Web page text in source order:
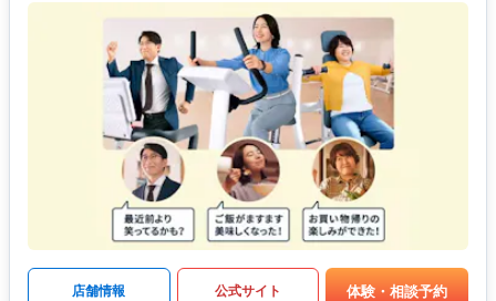
店舗情報 公式サイト 体験・相談予約